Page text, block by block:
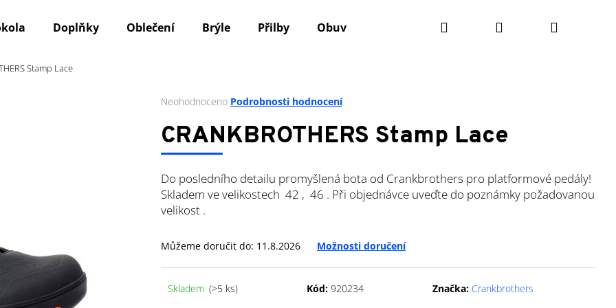
Doplňky Oblečení Brýle Přilby Obuv Údržba kola Komponenty
Hledat PřihlášeníNákupní
Stamp Lace
Průměrné
produktu
je
0,0
5
hvězdiček.
Neohodnoceno Podrobnosti hodnocení
CRANKBROTHERS Stamp Lace
Do posledního detailu promyšlená bota od Crankbrothers pro platformové pedály!
Skladem ve velikostech 42 , 46 . Při objednávce uveďte do poznámky požadovanou
velikost .
Můžeme doručit do: 11.8.2026 Možnosti doručení
Skladem (>5 ks) Kód: 920234 Značka: Crankbrothers
Co potřebujete najít?
HLEDAT